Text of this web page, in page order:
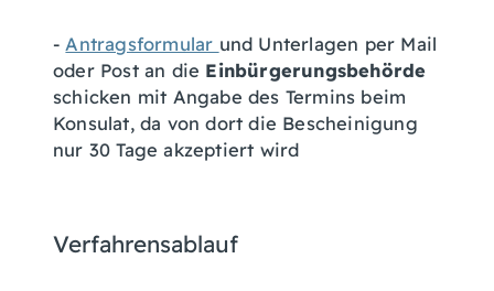
-Antragsformular und Unterlagen per Mail
oder Post an die Einbürgerungsbehörde
schicken mit Angabe des Termins beim
Konsulat, da von dort die Bescheinigung
nur 30 Tage akzeptiert wird
Verfahrensablauf